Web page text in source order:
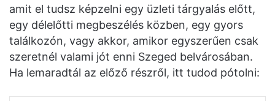
amit el tudsz képzelni egy üzleti tárgyalás előtt,
egy délelőtti megbeszélés közben, egy gyors
találkozón, vagy akkor, amikor egyszerűen csak
szeretnél valami jót enni Szeged belvárosában.
Ha lemaradtál az előző részről, itt tudod pótolni: